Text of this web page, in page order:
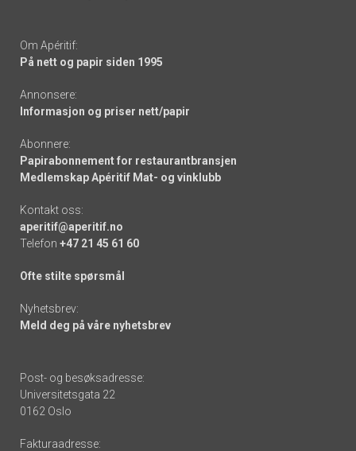
Om Apéritif:
På nett og papir siden 1995
Annonsere:
Informasjon og priser nett/papir
Abonnere:
Papirabonnement for restaurantbransjen
Medlemskap Apéritif Mat- og vinklubb
Kontakt oss:
aperitif@aperitif.no
Telefon +47 21 45 61 60
Ofte stilte spørsmål
Nyhetsbrev:
Meld deg på våre nyhetsbrev
Post- og besøksadresse:
Universitetsgata 22
0162 Oslo
Fakturaadresse: